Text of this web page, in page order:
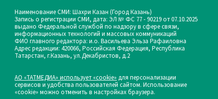
Наименование СМИ: Шахри Казан (Город Казань)
Запись о регистрации СМИ, дата: ЭЛ № ФС 77 - 90219 от 07.10.2025
выдано Федеральной службой по надзору в сфере связи,
информационных технологий и массовых коммуникаций
ФИО главного редактора: и.о. Васильева Эльза Рафаиловна
Адрес редакции: 420066, Российская Федерация, Республика
Татарстан, г.Казань, ул.Декабристов, д.2
АО «ТАТМЕДИА» использует «cookie» для персонализации
сервисов и удобства пользователей сайтом. Использование
«cookie» можно отменить в настройках браузера.